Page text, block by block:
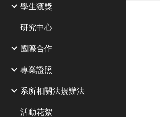
學生獲獎
研究中心
國際合作
專業證照
系所相關法規辦法
活動花絮